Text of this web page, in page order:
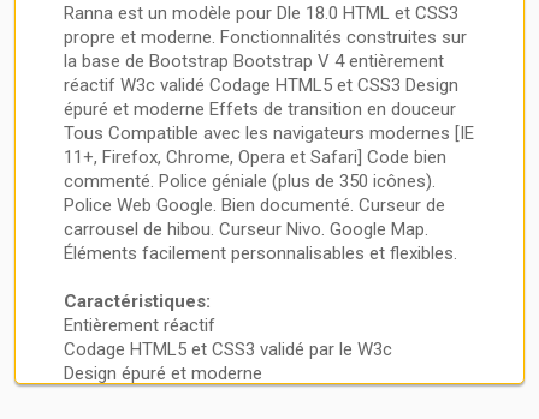
Ranna est un modèle pour Dle 18.0 HTML et CSS3
propre et moderne. Fonctionnalités construites sur
la base de Bootstrap Bootstrap V 4 entièrement
réactif W3c validé Codage HTML5 et CSS3 Design
épuré et moderne Effets de transition en douceur
Tous Compatible avec les navigateurs modernes [IE
11+, Firefox, Chrome, Opera et Safari] Code bien
commenté. Police géniale (plus de 350 icônes).
Police Web Google. Bien documenté. Curseur de
carrousel de hibou. Curseur Nivo. Google Map.
Éléments facilement personnalisables et flexibles.
Caractéristiques:
Entièrement réactif
Codage HTML5 et CSS3 validé par le W3c
Design épuré et moderne